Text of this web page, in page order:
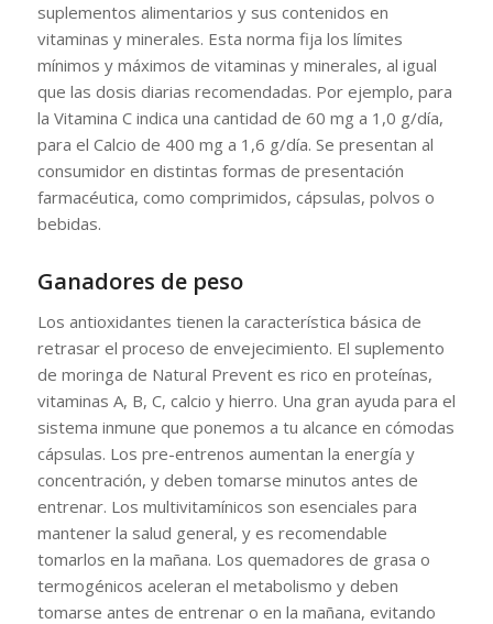
suplementos alimentarios y sus contenidos en
vitaminas y minerales. Esta norma fija los límites
mínimos y máximos de vitaminas y minerales, al igual
que las dosis diarias recomendadas. Por ejemplo, para
la Vitamina C indica una cantidad de 60 mg a 1,0 g/día,
para el Calcio de 400 mg a 1,6 g/día. Se presentan al
consumidor en distintas formas de presentación
farmacéutica, como comprimidos, cápsulas, polvos o
bebidas.
Ganadores de peso
Los antioxidantes tienen la característica básica de
retrasar el proceso de envejecimiento. El suplemento
de moringa de Natural Prevent es rico en proteínas,
vitaminas A, B, C, calcio y hierro. Una gran ayuda para el
sistema inmune que ponemos a tu alcance en cómodas
cápsulas. Los pre-entrenos aumentan la energía y
concentración, y deben tomarse minutos antes de
entrenar. Los multivitamínicos son esenciales para
mantener la salud general, y es recomendable
tomarlos en la mañana. Los quemadores de grasa o
termogénicos aceleran el metabolismo y deben
tomarse antes de entrenar o en la mañana, evitando